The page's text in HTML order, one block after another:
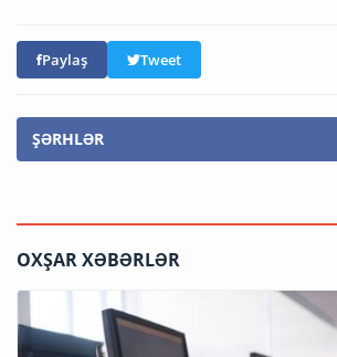
Paylaş Tweet
ŞƏRHLƏR
OXŞAR XƏBƏRLƏR